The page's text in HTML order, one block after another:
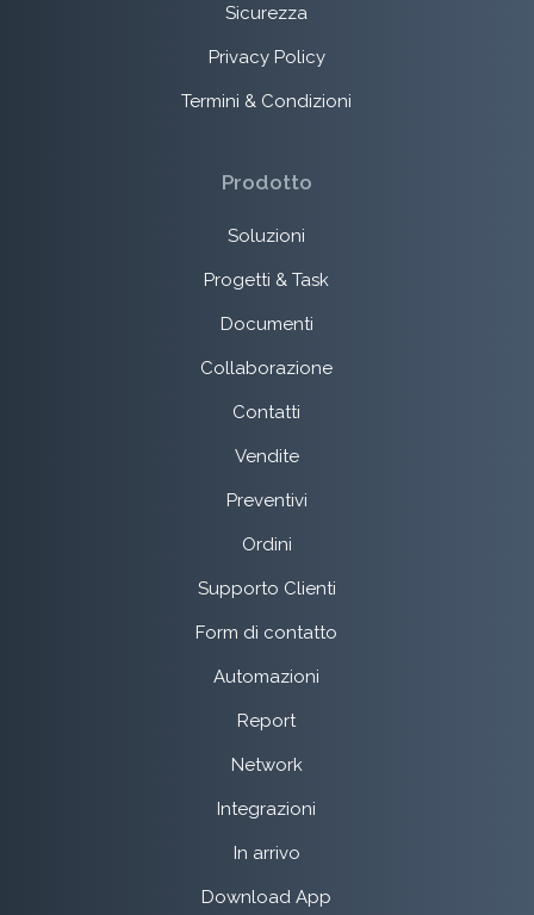
Sicurezza
Privacy Policy
Termini & Condizioni
Prodotto
Soluzioni
Progetti & Task
Documenti
Collaborazione
Contatti
Vendite
Preventivi
Ordini
Supporto Clienti
Form di contatto
Automazioni
Report
Network
Integrazioni
In arrivo
Download App